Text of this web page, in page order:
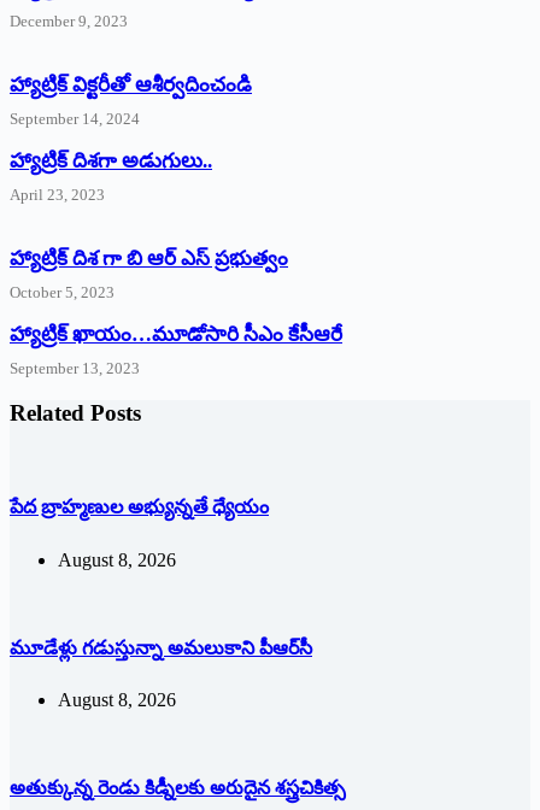
December 9, 2023
హ్యాట్రిక్‌ ‌విక్టరీతో ఆశీర్వదించండి
September 14, 2024
‌హ్యాట్రిక్‌ ‌దిశగా అడుగులు..
April 23, 2023
హ్యాట్రిక్ దిశ గా బి ఆర్ ఎస్ ప్రభుత్వం
October 5, 2023
హ్యాట్రిక్‌ ‌ఖాయం…మూడోసారి సీఎం కేసీఆరే
September 13, 2023
Related Posts
పేద బ్రాహ్మణుల అభ్యున్నతే ధ్యేయం
August 8, 2026
మూడేళ్లు గ‌డుస్తున్నా అమ‌లుకాని పీఆర్‌సీ
August 8, 2026
అతుక్కున్న రెండు కిడ్నీలకు అరుదైన శస్త్రచికిత్స